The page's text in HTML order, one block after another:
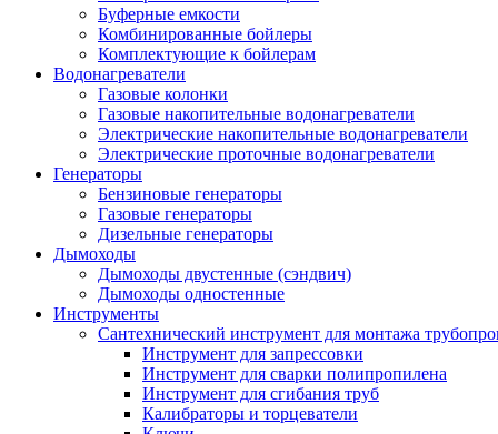
Буферные емкости
Комбинированные бойлеры
Комплектующие к бойлерам
Водонагреватели
Газовые колонки
Газовые накопительные водонагреватели
Электрические накопительные водонагреватели
Электрические проточные водонагреватели
Генераторы
Бензиновые генераторы
Газовые генераторы
Дизельные генераторы
Дымоходы
Дымоходы двустенные (сэндвич)
Дымоходы одностенные
Инструменты
Сантехнический инструмент для монтажа
Инструмент для запрессовки
Инструмент для сварки полипропилена
Инструмент для сгибания труб
Калибраторы и торцеватели